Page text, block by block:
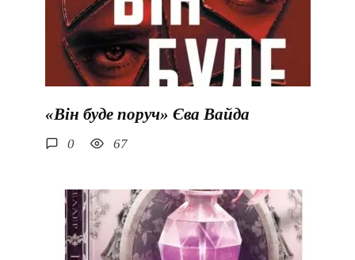
«Він буде поруч» Єва Вайда
0 67